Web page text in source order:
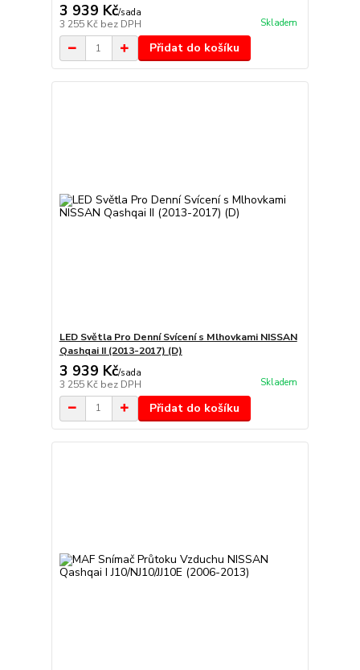
3 939 Kč/sada
3 255 Kč bez DPH Skladem
Přidat do košíku
LED Světla Pro Denní Svícení s Mlhovkami NISSAN
Qashqai II (2013-2017) (D)
3 939 Kč/sada
3 255 Kč bez DPH Skladem
Přidat do košíku